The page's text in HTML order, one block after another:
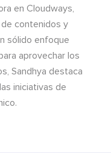
en Cloudways,
contenidos y
sólido enfoque
aprovechar los
Sandhya destaca
iniciativas de